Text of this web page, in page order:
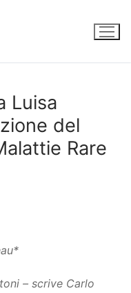
Luisa
del
Rare
– scrive Carlo